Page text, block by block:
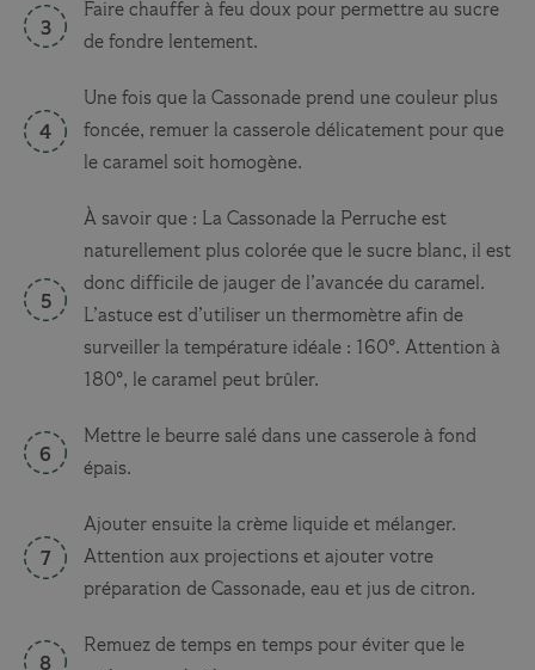
Faire chauffer à feu doux pour permettre au sucre
de fondre lentement.
Une fois que la Cassonade prend une couleur plus
foncée, remuer la casserole délicatement pour que
le caramel soit homogène.
À savoir que : La Cassonade la Perruche est
naturellement plus colorée que le sucre blanc, il est
donc difficile de jauger de l’avancée du caramel.
L’astuce est d’utiliser un thermomètre afin de
surveiller la température idéale : 160°. Attention à
180°, le caramel peut brûler.
Mettre le beurre salé dans une casserole à fond
épais.
Ajouter ensuite la crème liquide et mélanger.
Attention aux projections et ajouter votre
préparation de Cassonade, eau et jus de citron.
Remuez de temps en temps pour éviter que le